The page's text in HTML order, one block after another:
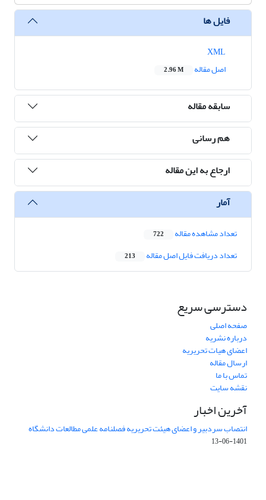
فایل ها
اصل مقاله
2.96 M
سابقه مقاله
هم رسانی
ارجاع به این مقاله
آمار
تعداد مشاهده مقاله 722
تعداد دریافت فایل اصل مقاله 213
دسترسی سریع
صفحه اصلی
درباره نشریه
اعضای هیات تحریریه
ارسال مقاله
تماس با ما
نقشه سایت
آخرین اخبار
انتصاب سردبیر و اعضای هیئت تحریریه فصلنامه علمی مطالعات دانشگاه
1401-06-13